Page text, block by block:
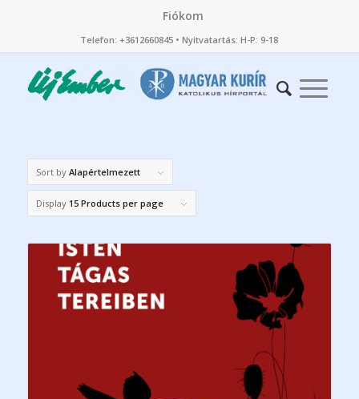
Fiókom
Telefon: +3612660845 • Nyitvatartás: H-P: 9-18
Sort by Alapértelmezett
Display 15 Products per page